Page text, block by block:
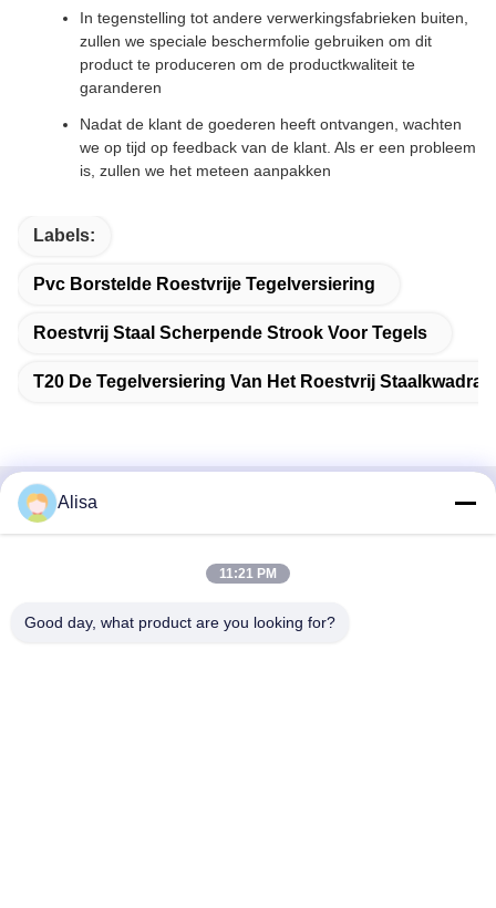
In tegenstelling tot andere verwerkingsfabrieken buiten,
zullen we speciale beschermfolie gebruiken om dit
product te produceren om de productkwaliteit te
garanderen
Nadat de klant de goederen heeft ontvangen, wachten
we op tijd op feedback van de klant. Als er een probleem
is, zullen we het meteen aanpakken
Labels:
Pvc Borstelde Roestvrije Tegelversiering
Roestvrij Staal Scherpende Strook Voor Tegels
T20 De Tegelversiering Van Het Roestvrij
Snel contact
Veinna-de bouw, Chencun, Shunde, Foshan, Guangdong,
Alisa
11:21 PM
Good day, what product are you looking for?